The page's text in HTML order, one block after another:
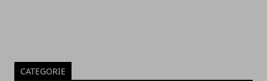
CATEGORIE